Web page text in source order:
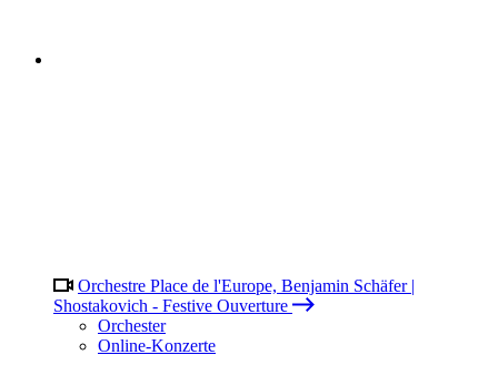
Orchestre Place de l'Europe, Benjamin Schäfer |
Shostakovich - Festive Ouverture
Orchester
Online-Konzerte